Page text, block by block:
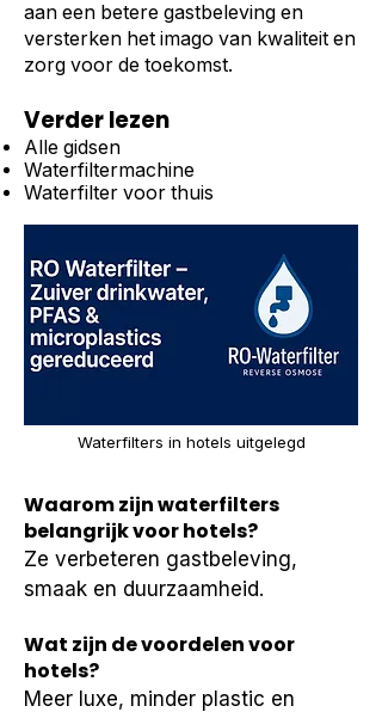
aan een betere gastbeleving en
versterken het imago van kwaliteit en
zorg voor de toekomst.
Verder lezen
Alle gidsen
Waterfiltermachine
Waterfilter voor thuis
Waterfilters in hotels uitgelegd
Waarom zijn waterfilters
belangrijk voor hotels?
Ze verbeteren gastbeleving,
smaak en duurzaamheid.
Wat zijn de voordelen voor
hotels?
Meer luxe, minder plastic en